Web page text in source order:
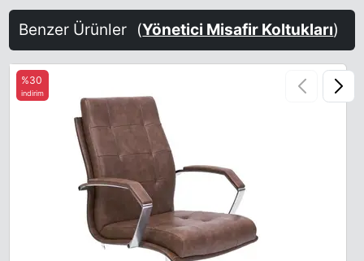
Benzer Ürünler (Yönetici Misafir Koltukları)
%30
indirim